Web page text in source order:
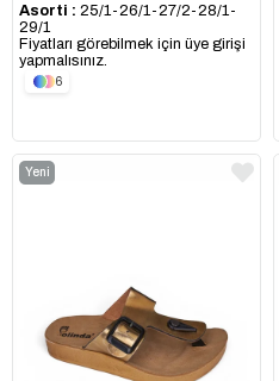
Asorti : 25/1-26/1-27/2-28/1-
29/1
Fiyatları görebilmek için üye girişi
yapmalısınız.
6
Yeni